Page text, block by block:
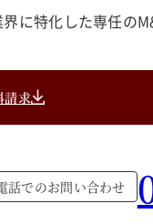
に特化した専任の
請求
話でのお問い合わせ